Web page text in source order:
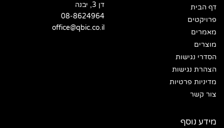
דף הבית
פרויקטים
מאמרים
מוצרים
הסדרי נגישות
הצהרת נגישות
מדיניות פרטיות
צור קשר
מידע נוסף
דן 3, יבנה
08-8624964
office@qbic.co.il